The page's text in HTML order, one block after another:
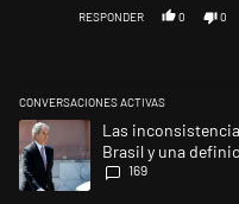
RESPONDER 0 0
CONVERSACIONES ACTIVAS
Este listado muestra los
Un artículo de tendencia con
Las
Brasil y una
concepto antiguo"
169